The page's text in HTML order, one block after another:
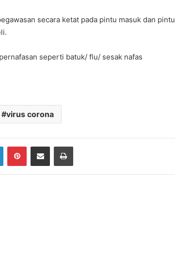
secara ketat pada pintu masuk dan pintu
seperti batuk/ flu/ sesak nafas
virus corona
LinkedInPinterestShare via Email Print